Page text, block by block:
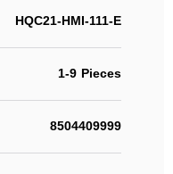
HQC21-HMI-111-E
1-9 Pieces
8504409999